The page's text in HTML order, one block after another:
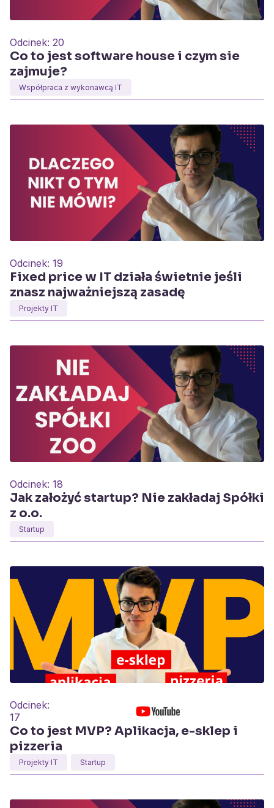
Odcinek: 20
Co to jest software house i czym sie
zajmuje?
Współpraca z wykonawcą IT
Odcinek: 19
Fixed price w IT działa świetnie jeśli
znasz najważniejszą zasadę
Projekty IT
Odcinek: 18
Jak założyć startup? Nie zakładaj Spółki
z o.o.
Startup
Odcinek:
17
Co to jest MVP? Aplikacja, e-sklep i
pizzeria
Projekty IT Startup